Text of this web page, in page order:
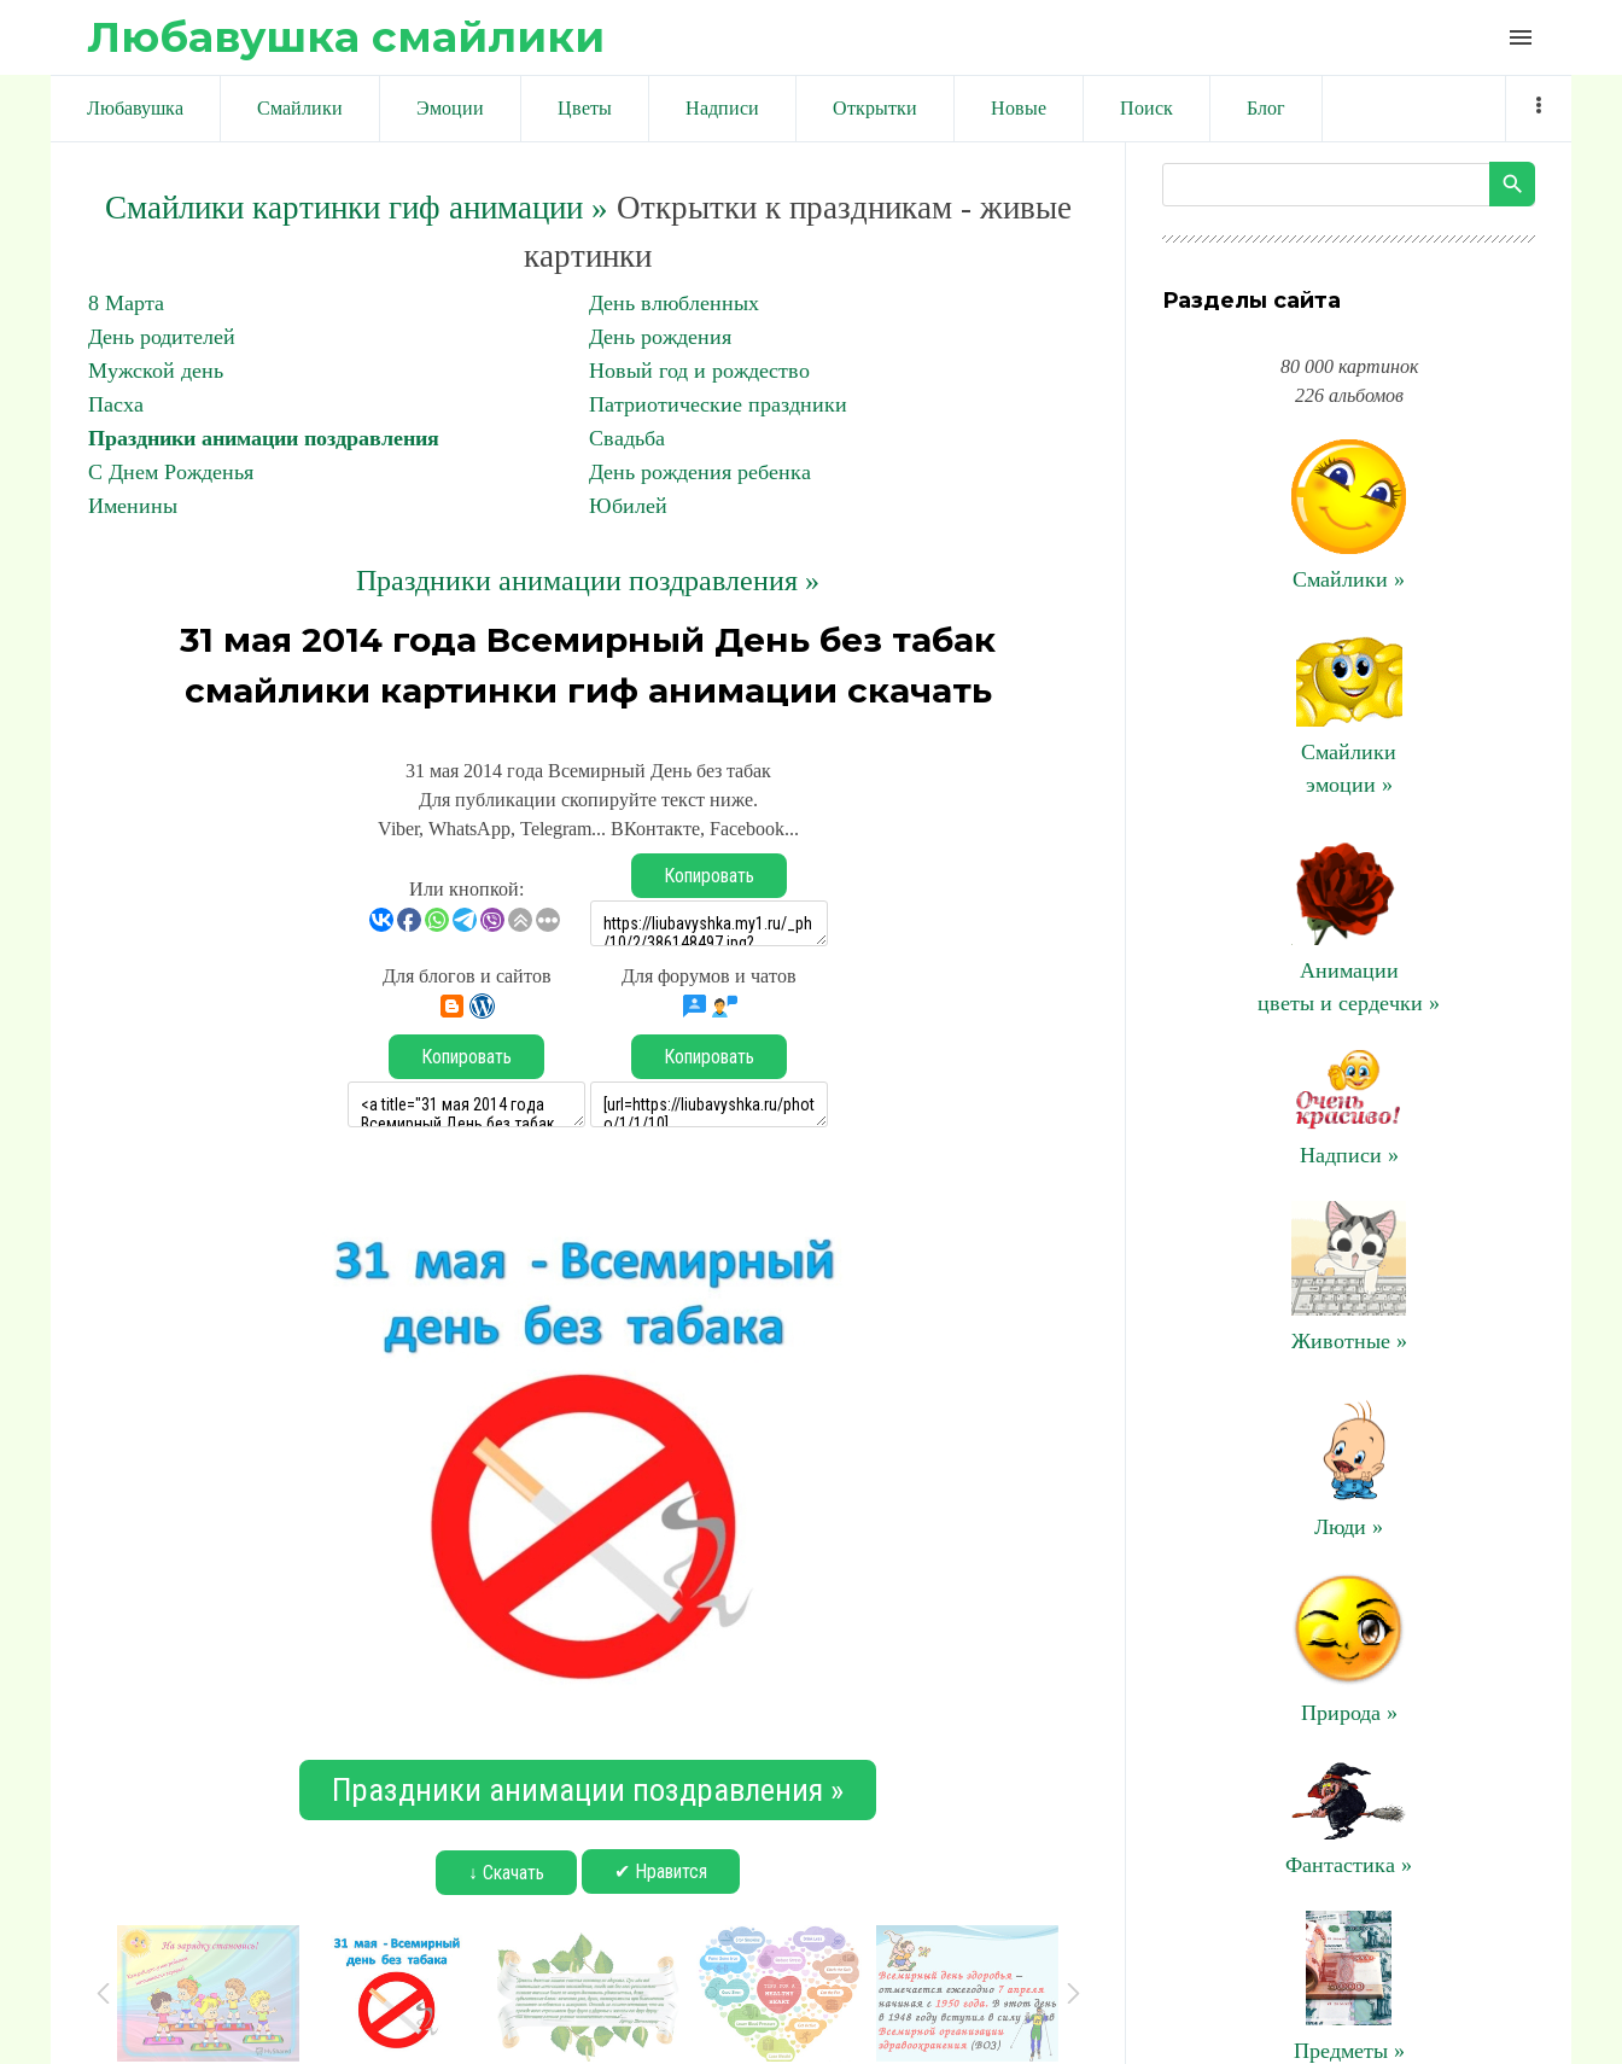
Любавушка смайлики menu
Любавушка Смайлики Эмоции Цветы Надписи Открытки Новые Поиск Блог
Смайлики картинки гиф анимации» Открытки к праздникам - живые
картинки
8 Марта
День влюбленных
День родителей
День рождения
Мужской день
Новый год и рождество
Пасха
Патриотические праздники
Праздники анимации поздравления
Свадьба
С Днем Рожденья
День рождения ребенка
Именины
Юбилей
Праздники анимации поздравления »
31 мая 2014 года Всемирный День без табак
смайлики картинки гиф анимации скачать
31 мая 2014 года Всемирный День без табак
Для публикации скопируйте текст ниже.
Viber, WhatsApp, Telegram... ВКонтакте, Facebook...
Или кнопкой:
Копировать
Для блогов и сайтов Для форумов и чатов
Копировать Копировать
Праздники анимации поздравления »
↓ Скачать ✔ Нравится
Разделы сайта
80 000 картинок
226 альбомов
Смайлики »
Смайлики
эмоции »
Анимации
цветы и сердечки »
Надписи »
Животные »
Люди »
Природа »
Фантастика »
Предметы »